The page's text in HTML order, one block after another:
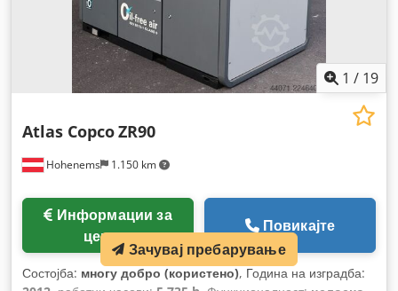
1 / 19
Hohenems 1.150 km
Atlas CopcoZR90
цената
Повикајте
Состојба: многу добро (користено), Година на изградба:
Зачувај пребарување